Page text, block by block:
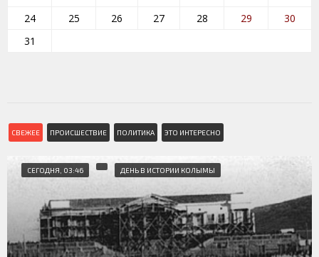
24
25 26 27 28 29
30
31
СВЕЖЕЕ ПРОИСШЕСТВИЕ ПОЛИТИКА ЭТО ИНТЕРЕСНО
СЕГОДНЯ, 03:46 ДЕНЬ В ИСТОРИИ КОЛЫМЫ